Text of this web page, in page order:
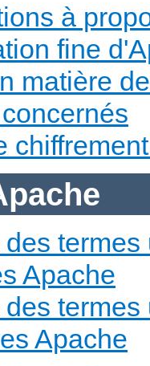
à
fine
matière
Apache
Apache